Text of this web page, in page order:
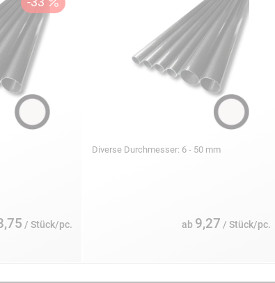
/ Stück/pc.
Diverse Durchmesser: 6 - 50 mm
ab 9,27 / Stück/pc.